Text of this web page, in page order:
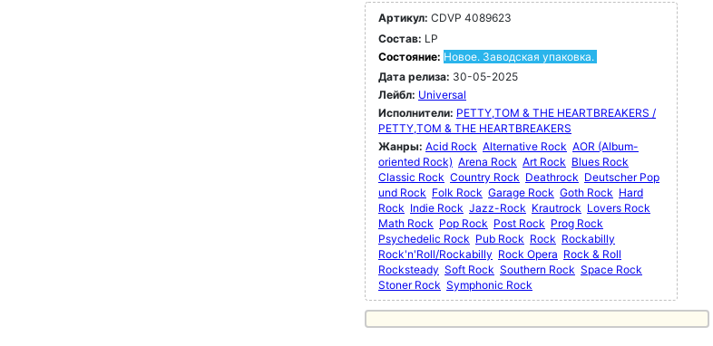
Артикул: CDVP 4089623
Состав: LP
Состояние: Новое. Заводская упаковка.
Дата релиза: 30-05-2025
Лейбл: Universal
Исполнители: PETTY,TOM & THE HEARTBREAKERS /
PETTY,TOM & THE HEARTBREAKERS
Жанры: Acid Rock Alternative Rock AOR (Album-
oriented Rock) Arena Rock Art Rock Blues Rock
Classic Rock Country Rock Deathrock Deutscher Pop
und Rock Folk Rock Garage Rock Goth Rock Hard
Rock Indie Rock Jazz-Rock Krautrock Lovers Rock
Math Rock Pop Rock Post Rock Prog Rock
Psychedelic Rock Pub Rock Rock Rockabilly
Rock'n'Roll/Rockabilly Rock Opera Rock & Roll
Rocksteady Soft Rock Southern Rock Space Rock
Stoner Rock Symphonic Rock